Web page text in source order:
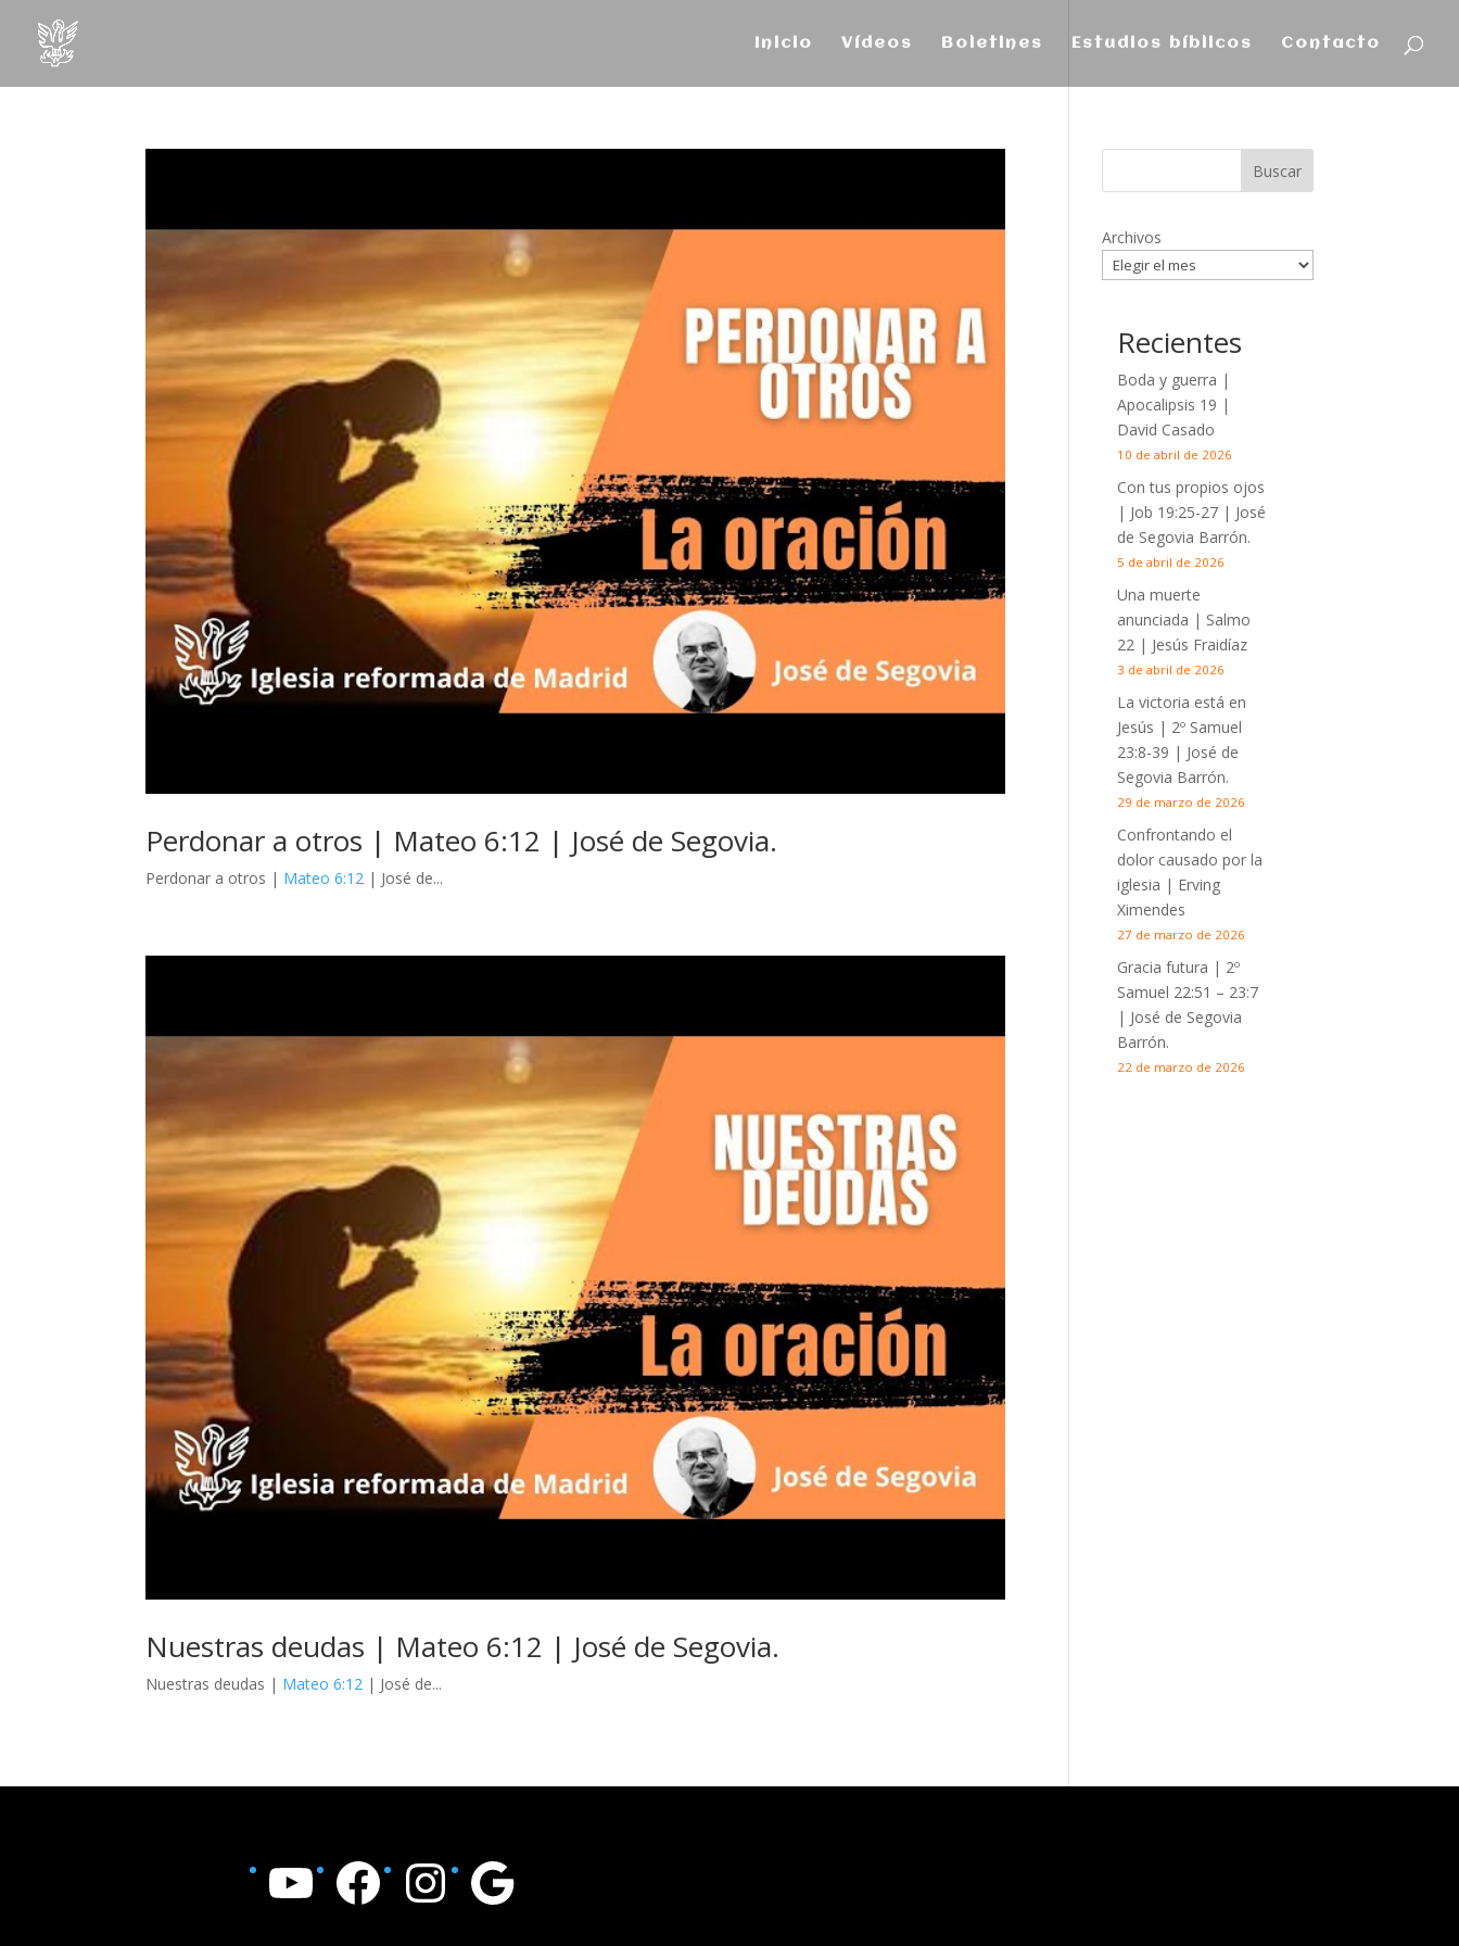
Inicio Vídeos Boletines Estudios bíblicos Contacto
Perdonar a otros | Mateo 6:12 | José de Segovia.
Perdonar a otros | Mateo 6:12 | José de...
Nuestras deudas | Mateo 6:12 | José de Segovia.
Nuestras deudas | Mateo 6:12 | José de...
Archivos
Recientes
Boda y guerra |
Apocalipsis 19 |
David Casado
10 de abril de 2026
Con tus propios ojos
| Job 19:25-27 | José
de Segovia Barrón.
5 de abril de 2026
Una muerte
anunciada | Salmo
22 | Jesús Fraidíaz
3 de abril de 2026
La victoria está en
Jesús | 2º Samuel
23:8-39 | José de
Segovia Barrón.
29 de marzo de 2026
Confrontando el
dolor causado por la
iglesia | Erving
Ximendes
27 de marzo de 2026
Gracia futura | 2º
Samuel 22:51 – 23:7
| José de Segovia
Barrón.
22 de marzo de 2026
YouTube Facebook Instagram Google